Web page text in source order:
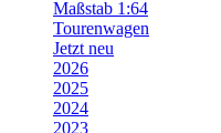
Maßstab 1:64
Tourenwagen
Jetzt neu
2026
2025
2024
2023